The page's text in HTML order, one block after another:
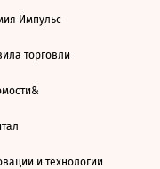
Импульс
торговли
и технологии